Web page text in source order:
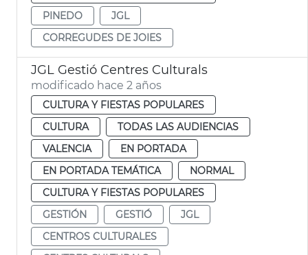
PINEDO
JGL
CORREGUDES DE JOIES
JGL Gestió Centres Culturals
modificado hace 2 años
CULTURA Y FIESTAS POPULARES
CULTURA
TODAS LAS AUDIENCIAS
VALENCIA
EN PORTADA
EN PORTADA TEMÁTICA
NORMAL
CULTURA Y FIESTAS POPULARES
GESTIÓN
GESTIÓ
JGL
CENTROS CULTURALES